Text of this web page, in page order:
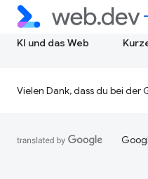
KI und das Web
Vielen Dank, dass du bei der